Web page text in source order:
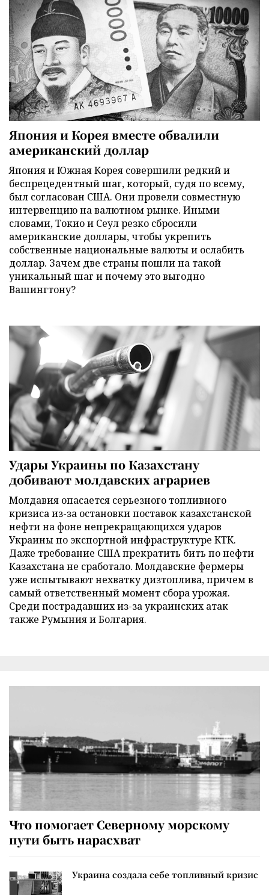
Япония и Корея вместе обвалили
американский доллар
Япония и Южная Корея совершили редкий и
беспрецедентный шаг, который, судя по всему,
был согласован США. Они провели совместную
интервенцию на валютном рынке. Иными
словами, Токио и Сеул резко сбросили
американские доллары, чтобы укрепить
собственные национальные валюты и ослабить
доллар. Зачем две страны пошли на такой
уникальный шаг и почему это выгодно
Вашингтону?
Удары Украины по Казахстану
добивают молдавских аграриев
Молдавия опасается серьезного топливного
кризиса из-за остановки поставок казахстанской
нефти на фоне непрекращающихся ударов
Украины по экспортной инфраструктуре КТК.
Даже требование США прекратить бить по нефти
Казахстана не сработало. Молдавские фермеры
уже испытывают нехватку дизтоплива, причем в
самый ответственный момент сбора урожая.
Среди пострадавших из-за украинских атак
также Румыния и Болгария.
Что помогает Северному морскому
пути быть нарасхват
Украина создала себе топливный кризис